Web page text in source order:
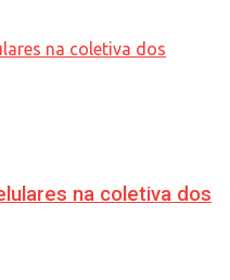
na coletiva dos